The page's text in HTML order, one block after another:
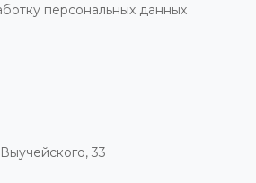
персональных данных
33